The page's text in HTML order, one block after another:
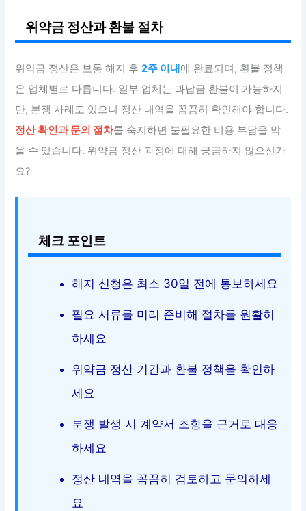
위약금 정산과 환불 절차
위약금 정산은 보통 해지 후2주 이내에 완료되며, 환불 정책
은 업체별로 다릅니다. 일부 업체는 과납금 환불이 가능하지
만, 분쟁 사례도 있으니 정산 내역을 꼼꼼히 확인해야 합니다.
정산 확인과 문의 절차를 숙지하면 불필요한 비용 부담을 막
을 수 있습니다. 위약금 정산 과정에 대해 궁금하지 않으신가
요?
체크 포인트
해지 신청은 최소 30일 전에 통보하세요
필요 서류를 미리 준비해 절차를 원활히
하세요
위약금 정산 기간과 환불 정책을 확인하
세요
분쟁 발생 시 계약서 조항을 근거로 대응
하세요
정산 내역을 꼼꼼히 검토하고 문의하세
요